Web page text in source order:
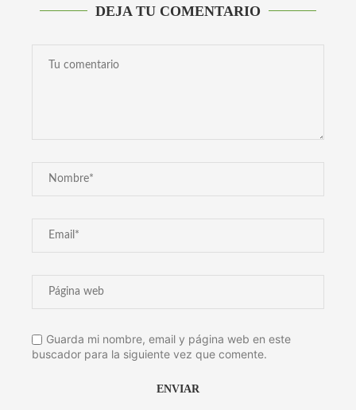
DEJA TU COMENTARIO
Guarda mi nombre, email y página web en este
buscador para la siguiente vez que comente.